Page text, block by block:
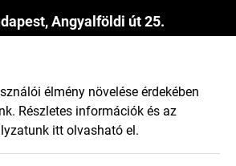
Angyalföldi út 25.
szabályzat
élmény növelése érdekében
Részletes információk és az
itt olvasható el.